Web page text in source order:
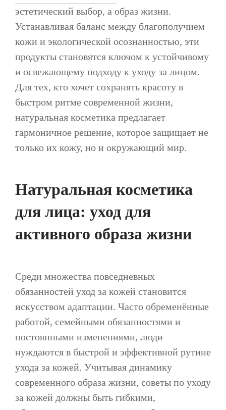
эстетический выбор, а образ жизни.
Устанавливая баланс между благополучием
кожи и экологической осознанностью, эти
продукты становятся ключом к устойчивому
и освежающему подходу к уходу за лицом.
Для тех, кто хочет сохранять красоту в
быстром ритме современной жизни,
натуральная косметика предлагает
гармоничное решение, которое защищает не
только их кожу, но и окружающий мир.
Натуральная косметика
для лица: уход для
активного образа жизни
Среди множества повседневных
обязанностей уход за кожей становится
искусством адаптации. Часто обременённые
работой, семейными обязанностями и
постоянными изменениями, люди
нуждаются в быстрой и эффективной рутине
ухода за кожей. Учитывая динамику
современного образа жизни, советы по уходу
за кожей должны быть гибкими,